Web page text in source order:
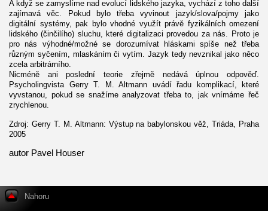
A když se zamyslíme nad evolucí lidského jazyka, vychází z toho další
zajímavá věc. Pokud bylo třeba vyvinout jazyk/slova/pojmy jako
digitální systémy, pak bylo vhodné využít právě fyzikálních omezení
lidského (činčilího) sluchu, které digitalizaci provedou za nás. Proto je
pro nás výhodné/možné se dorozumívat hláskami spíše než třeba
různým syčením, mlaskáním či vytím. Jazyk tedy nevznikal jako něco
zcela arbitrárního.
Nicméně ani poslední teorie zřejmě nedává úplnou odpověď.
Psycholingvista Gerry T. M. Altmann uvádí řadu komplikací, které
vyvstanou, pokud se snažíme analyzovat třeba to, jak vnímáme řeč
zrychlenou.
Zdroj: Gerry T. M. Altmann: Výstup na babylonskou věž, Triáda, Praha
2005
autor Pavel Houser
Nahoru